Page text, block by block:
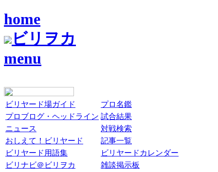
home
ビリヲカ
menu
ビリヤード場ガイド
プロ名鑑
プロブログ・ヘッドライン 試合結果
ニュース
対戦検索
おしえて！ビリヤード
記事一覧
ビリヤード用語集
ビリヤードカレンダー
ビリナビ＠ビリヲカ
雑談掲示板